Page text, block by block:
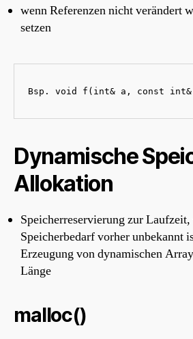
wenn Referenzen nicht verändert
setzen
Bsp. void f(int& a, const
Dynamische
Allokation
Speicherreservierung zur
Speicherbedarf vorher unbekannt
Erzeugung von dynamischen
Länge
malloc()